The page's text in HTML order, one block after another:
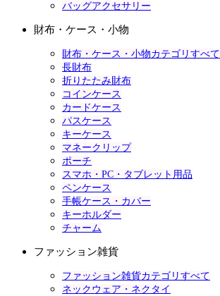
バッグアクセサリー
財布・ケース・小物
財布・ケース・小物カテゴリすべて
長財布
折りたたみ財布
コインケース
カードケース
パスケース
キーケース
マネークリップ
ポーチ
スマホ・PC・タブレット用品
ペンケース
手帳ケース・カバー
キーホルダー
チャーム
ファッション雑貨
ファッション雑貨カテゴリすべて
ネックウェア・ネクタイ